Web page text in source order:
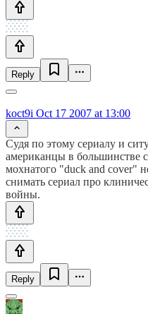
Reply
koct9i Oct 17 2007 at 13:00
Судя по этому сериалу и
американцы в большинстве
мохнатого "duck and cover"
снимать сериал про
войны.
Reply